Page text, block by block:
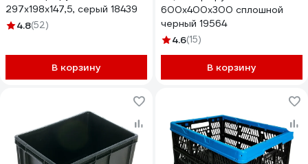
297х198х147,5, серый 18439
4.8(52)
В корзину
600х400х300 сплошной
черный 19564
4.6(15)
В корзину